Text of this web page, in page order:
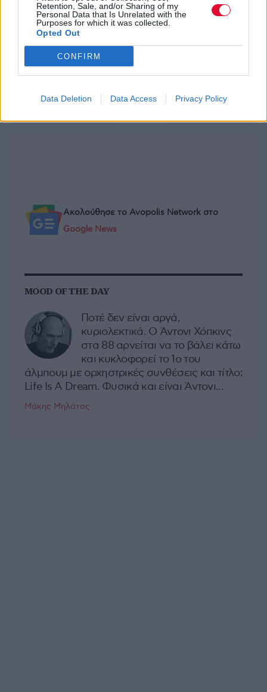
Retention, Sale, and/or Sharing of my
Personal Data that Is Unrelated with the
Purposes for which it was collected.
Opted Out
CONFIRM
Data Deletion Data Access Privacy Policy
Ακολούθησε το Avopolis Network στο
Google News
MOOD OF THE DAY
Ποτέ δεν είναι αργά,
κυριολεκτικά. Ο Άντονι Χόπκινς
στα 88 αρνείται να το βάλει κάτω
και κυκλοφορεί το 1ο του
άλμπουμ με ορχηστρικές συνθέσεις και τίτλο:
Life Is A Dream. Φυσικά και είναι Άντονι...
Μάκης Μηλάτος